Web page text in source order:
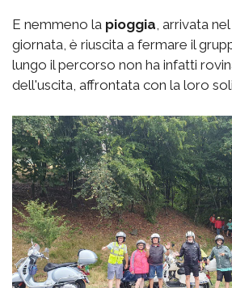
E nemmeno la pioggia , arrivata
giornata, è riuscita a fermare il
lungo il percorso non ha infatti
dell'uscita, affrontata con la loro